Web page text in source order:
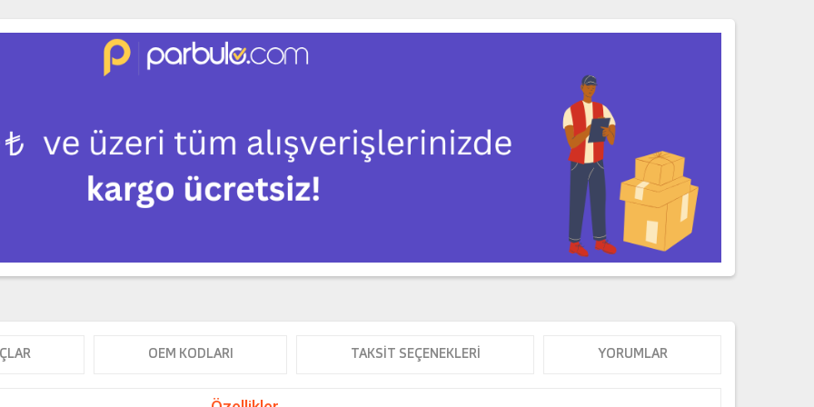
OEM KODLARI TAKSIT SEÇENEKLERI YORUMLAR